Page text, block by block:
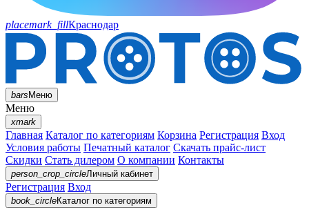
placemark_fillКраснодар
barsМеню
Меню
xmark
Главная Каталог по категориям Корзина Регистрация Вход
Условия работы Печатный каталог Скачать прайс-лист
Скидки Стать дилером О компании Контакты
person_crop_circleЛичный кабинет
Регистрация Вход
book_circleКаталог по категориям